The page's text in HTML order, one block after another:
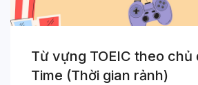
Từ vựng TOEIC theo chủ
Time (Thời gian rảnh)